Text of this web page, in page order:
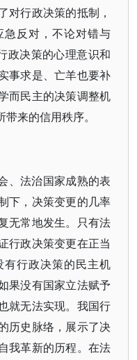
对行政决策的抵制，
反对，不论对错与
政决策的心理意识和
事求是、亡羊也要补
而民主的决策调整机
来的信用秩序。
、法治国家成熟的表
下，决策变更的几率
无常地发生。只有法
行政决策变更在正当
行政决策的民主机
果没有国家立法赋予
就无法实现。我国行
历史脉络，展示了决
我革新的历程。在法